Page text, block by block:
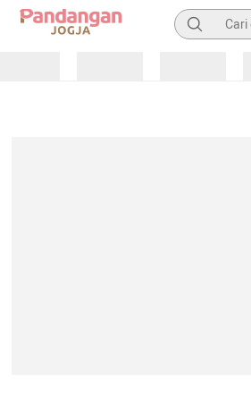
Pencarian